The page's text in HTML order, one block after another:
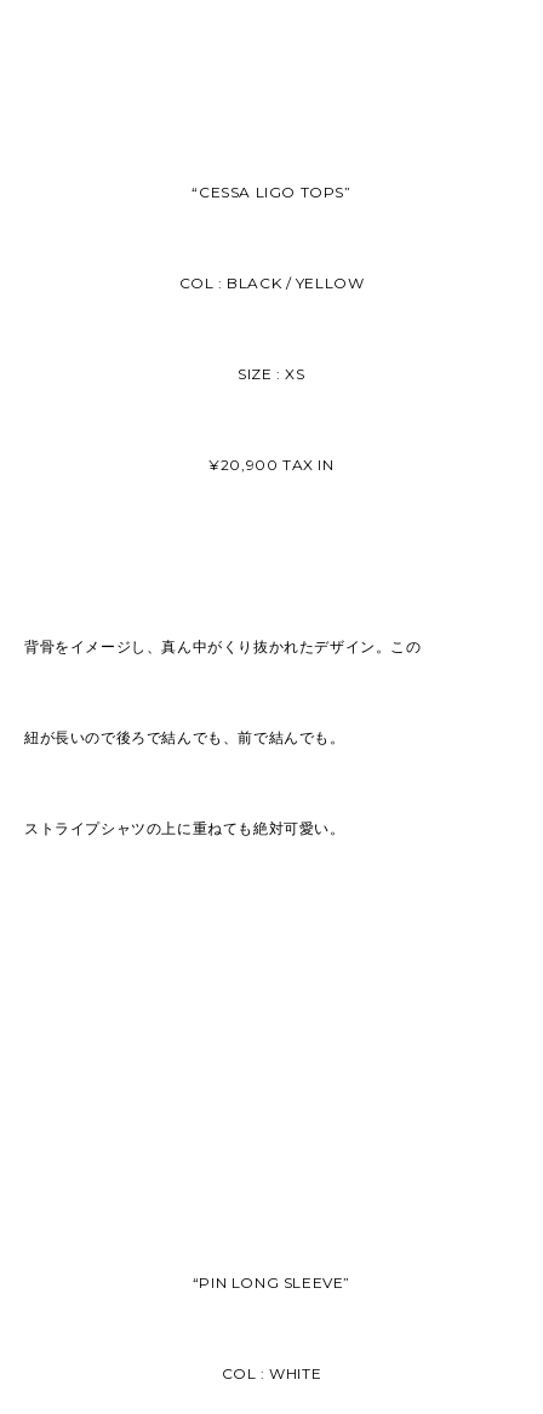
“CESSA LIGO TOPS”
COL : BLACK / YELLOW
SIZE : XS
¥20,900 TAX IN
背骨をイメージし、真ん中がくり抜かれたデザイン。この
紐が長いので後ろで結んでも、前で結んでも。
ストライプシャツの上に重ねても絶対可愛い。
“PIN LONG SLEEVE”
COL : WHITE